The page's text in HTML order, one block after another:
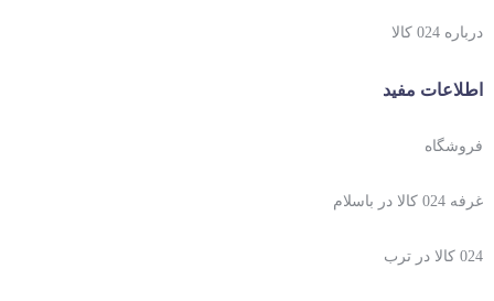
درباره 024 کالا
اطلاعات مفید
فروشگاه
غرفه 024 کالا در باسلام
024 کالا در ترب